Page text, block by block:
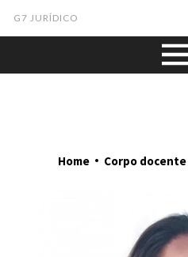
G7 JURÍDICO
Home • Corpo docente